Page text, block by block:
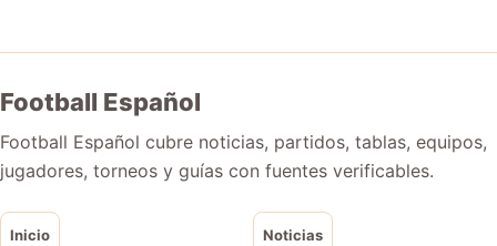
Football Español
Football Español cubre noticias, partidos, tablas, equipos,
jugadores, torneos y guías con fuentes verificables.
Inicio Noticias